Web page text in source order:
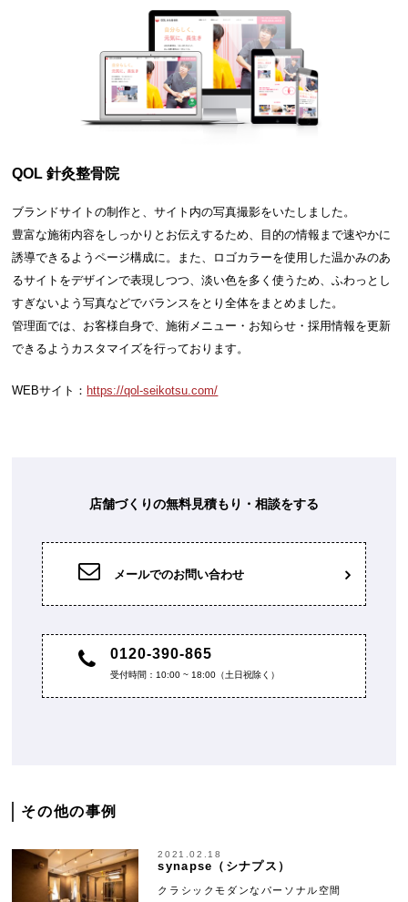
QOL 針灸整骨院
ブランドサイトの制作と、サイト内の写真撮影をいたしました。
豊富な施術内容をしっかりとお伝えするため、目的の情報まで速やかに
誘導できるようページ構成に。また、ロゴカラーを使用した温かみのあ
るサイトをデザインで表現しつつ、淡い色を多く使うため、ふわっとし
すぎないよう写真などでバランスをとり全体をまとめました。
管理面では、お客様自身で、施術メニュー・お知らせ・採用情報を更新
できるようカスタマイズを行っております。
WEBサイト： https://qol-seikotsu.com/
店舗づくりの無料見積もり・相談をする
メールでのお問い合わせ
0120-390-865
受付時間：10:00 ~ 18:00（土日祝除く）
その他の事例
2021.02.18
synapse（シナプス）
クラシックモダンなパーソナル空間